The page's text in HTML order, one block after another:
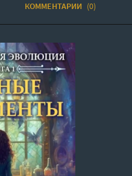
КОММЕНТАРИИ (0)